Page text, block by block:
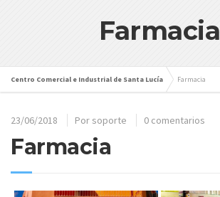
Farmacia
Centro Comercial e Industrial de Santa Lucía Farmacia
23/06/2018 Por soporte 0 comentarios
Farmacia